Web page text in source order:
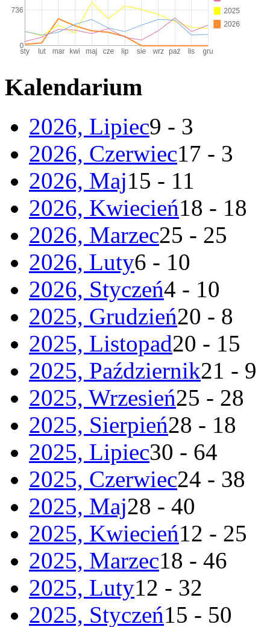
Kalendarium
2026, Lipiec9 - 3
2026, Czerwiec17 - 3
2026, Maj15 - 11
2026, Kwiecień18 - 18
2026, Marzec25 - 25
2026, Luty6 - 10
2026, Styczeń4 - 10
2025, Grudzień20 - 8
2025, Listopad20 - 15
2025, Październik21 - 9
2025, Wrzesień25 - 28
2025, Sierpień28 - 18
2025, Lipiec30 - 64
2025, Czerwiec24 - 38
2025, Maj28 - 40
2025, Kwiecień12 - 25
2025, Marzec18 - 46
2025, Luty12 - 32
2025, Styczeń15 - 50